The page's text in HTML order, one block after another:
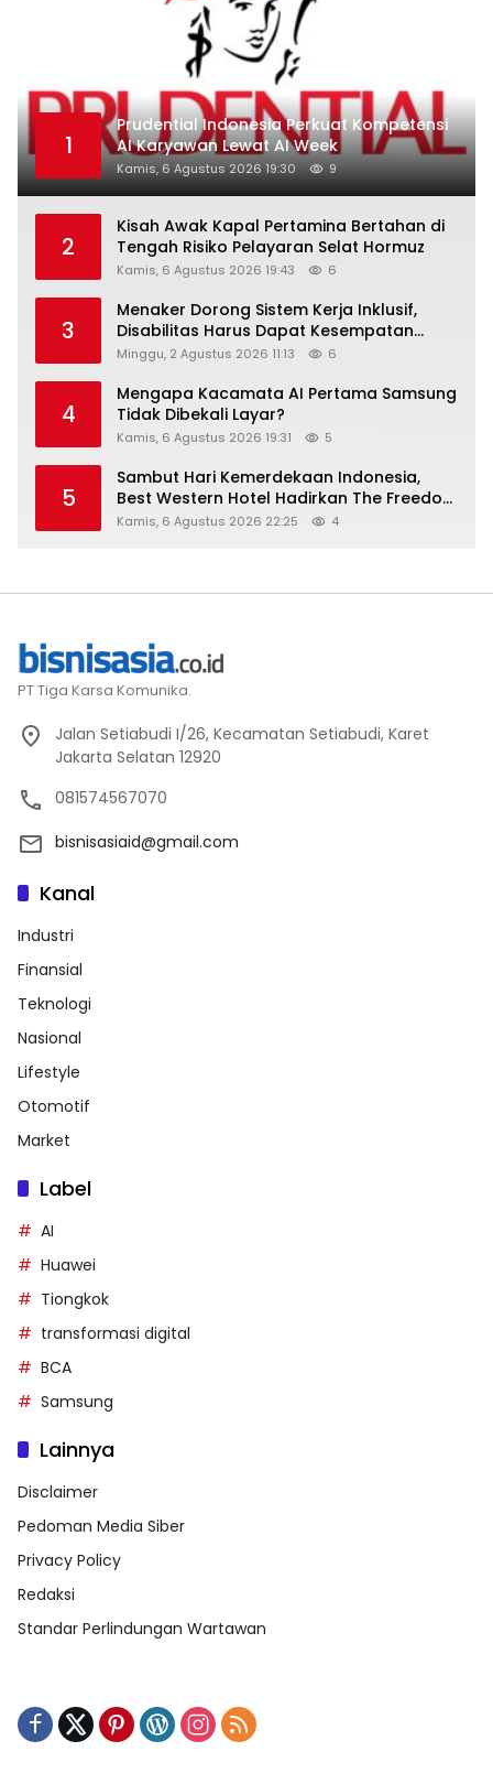
1
Prudential Indonesia Perkuat Kompetensi
AI Karyawan Lewat AI Week
Kamis, 6 Agustus 2026 19:30 9
2
Kisah Awak Kapal Pertamina Bertahan di
Tengah Risiko Pelayaran Selat Hormuz
Kamis, 6 Agustus 2026 19:43 6
3
Menaker Dorong Sistem Kerja Inklusif,
Disabilitas Harus Dapat Kesempatan
Setara
Minggu, 2 Agustus 2026 11:13 6
4
Mengapa Kacamata AI Pertama Samsung
Tidak Dibekali Layar?
Kamis, 6 Agustus 2026 19:31 5
5
Sambut Hari Kemerdekaan Indonesia,
Best Western Hotel Hadirkan The Freedom
Stay Diskon Hingga 45%
Kamis, 6 Agustus 2026 22:25 4
PT Tiga Karsa Komunika.
Jalan Setiabudi I/26, Kecamatan Setiabudi, Karet
Jakarta Selatan 12920
081574567070
bisnisasiaid@gmail.com
Kanal
Industri
Finansial
Teknologi
Nasional
Lifestyle
Otomotif
Market
Label
AI
Huawei
Tiongkok
transformasi digital
BCA
Samsung
Lainnya
Disclaimer
Pedoman Media Siber
Privacy Policy
Redaksi
Standar Perlindungan Wartawan